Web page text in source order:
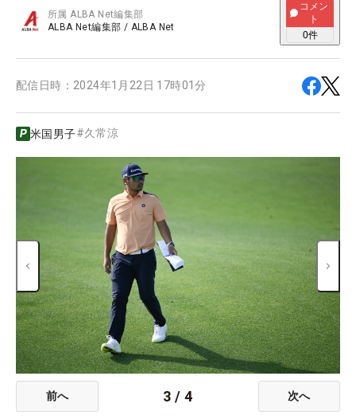
所属ALBA Net編集部
ALBA Net編集部 / ALBA Net
コメン
ト
0件
配信日時： 2024年1月22日 17時01分
米国男子#久常涼
前へ 3 /4 次へ